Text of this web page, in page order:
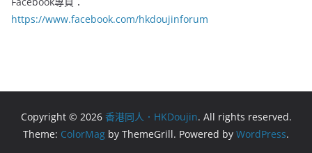
https://www.facebook.com/hkdoujinforum
Copyright © 2026 香港同人．HKDoujin. All rights reserved.
Theme: ColorMag by ThemeGrill. Powered by WordPress.